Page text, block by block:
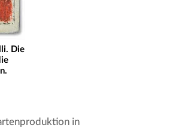
Die
in